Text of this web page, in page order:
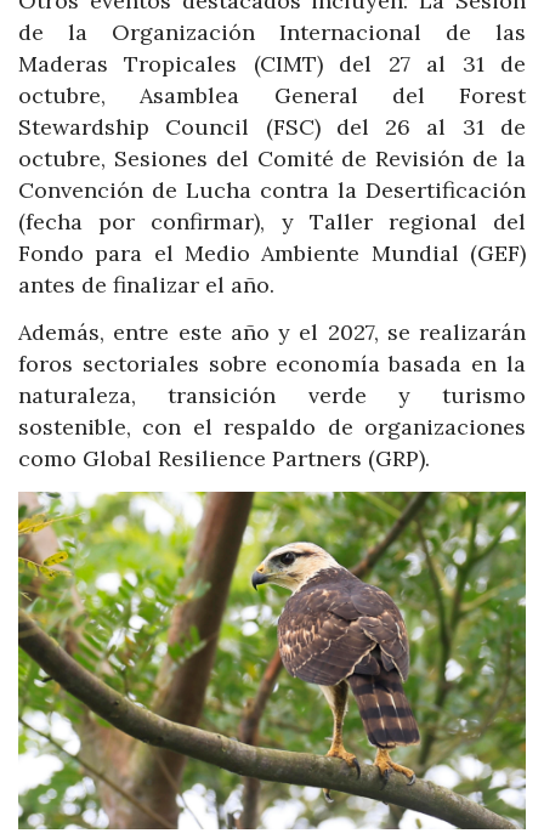
de la Organización Internacional de las
Maderas Tropicales (CIMT) del 27 al 31 de
octubre, Asamblea General del Forest
Stewardship Council (FSC) del 26 al 31 de
octubre, Sesiones del Comité de Revisión de la
Convención de Lucha contra la Desertificación
(fecha por confirmar), y Taller regional del
Fondo para el Medio Ambiente Mundial (GEF)
antes de finalizar el año.
Además, entre este año y el 2027, se realizarán
foros sectoriales sobre economía basada en la
naturaleza, transición verde y turismo
sostenible, con el respaldo de organizaciones
como Global Resilience Partners (GRP).